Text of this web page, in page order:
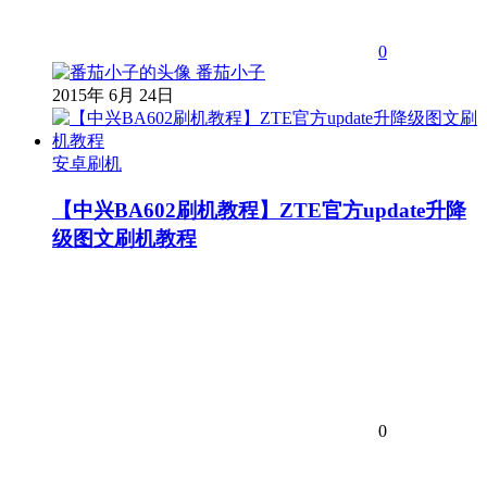
0
番茄小子
2015年 6月 24日
安卓刷机
【中兴BA602刷机教程】ZTE官方update升降
级图文刷机教程
0